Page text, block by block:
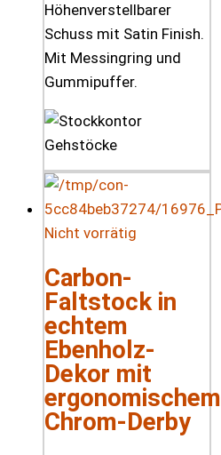
Höhenverstellbarer
Schuss mit Satin Finish.
Mit Messingring und
Gummipuffer.
Nicht vorrätig
Carbon-
Faltstock in
echtem
Ebenholz-
Dekor mit
ergonomischem
Chrom-Derby